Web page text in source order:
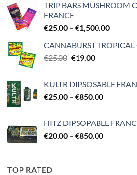
€27.00.€21.00.
TRIP BARS MUSHROOM
FRANCE
€25.00 – €1,500.00Price
€25.00
CANNABURST
€25.00 Original
€25.00.
€19.00Current
€19.00.
KULTR DIPSOSABLE
€25.00 – €850.00Price
through
€850.00
HITZ DIPSOPABLE
€20.00 – €850.00Price
TOP RATED